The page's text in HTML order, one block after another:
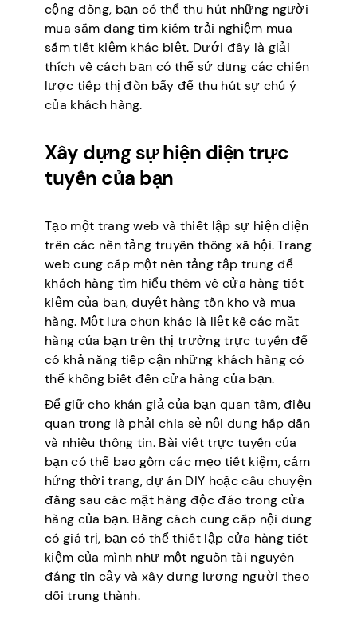
cộng đồng, bạn có thể thu hút những người
mua sắm đang tìm kiếm trải nghiệm mua
sắm tiết kiệm khác biệt. Dưới đây là giải
thích về cách bạn có thể sử dụng các chiến
lược tiếp thị đòn bẩy để thu hút sự chú ý
của khách hàng.
Xây dựng sự hiện diện trực
tuyến của bạn
Tạo một trang web và thiết lập sự hiện diện
trên các nền tảng truyền thông xã hội. Trang
web cung cấp một nền tảng tập trung để
khách hàng tìm hiểu thêm về cửa hàng tiết
kiệm của bạn, duyệt hàng tồn kho và mua
hàng. Một lựa chọn khác là liệt kê các mặt
hàng của bạn trên thị trường trực tuyến để
có khả năng tiếp cận những khách hàng có
thể không biết đến cửa hàng của bạn.
Để giữ cho khán giả của bạn quan tâm, điều
quan trọng là phải chia sẻ nội dung hấp dẫn
và nhiều thông tin. Bài viết trực tuyến của
bạn có thể bao gồm các mẹo tiết kiệm, cảm
hứng thời trang, dự án DIY hoặc câu chuyện
đằng sau các mặt hàng độc đáo trong cửa
hàng của bạn. Bằng cách cung cấp nội dung
có giá trị, bạn có thể thiết lập cửa hàng tiết
kiệm của mình như một nguồn tài nguyên
đáng tin cậy và xây dựng lượng người theo
dõi trung thành.